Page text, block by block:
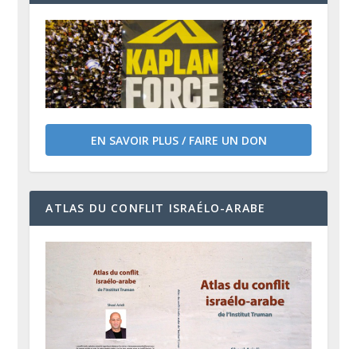
EN SAVOIR PLUS / FAIRE UN DON
ATLAS DU CONFLIT ISRAÉLO-ARABE